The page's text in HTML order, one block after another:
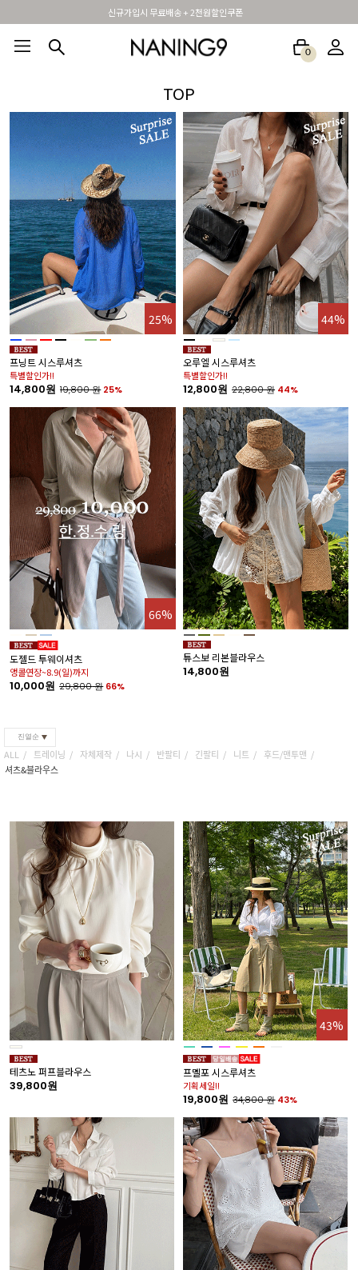
휴면 해제시 무료배송쿠폰
0
TOP
25%
프닝트 시스루셔츠
특별할인가!!
14,800원 19,800원 25%
44%
오루엘 시스루셔츠
특별할인가!!
12,800원 22,800원 44%
66%
도젤드 투웨이셔츠
앵콜연장~8.9(일)까지
10,000원 29,800원 66%
튜스보 리본블라우스
14,800원
진열순
ALL 트레이닝 자체제작 나시 반팔티 긴팔티 니트
후드/맨투맨
셔츠&블라우스
테츠노 퍼프블라우스
39,800원
43%
프멜포 시스루셔츠
기획세일!!
19,800원 34,800원 43%